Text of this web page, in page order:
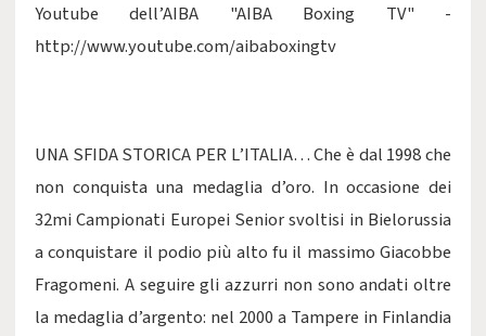
Youtube dell’AIBA "AIBA Boxing TV" -
http://www.youtube.com/aibaboxingtv
UNA SFIDA STORICA PER L’ITALIA… Che è dal 1998 che
non conquista una medaglia d’oro. In occasione dei
32mi Campionati Europei Senior svoltisi in Bielorussia
a conquistare il podio più alto fu il massimo Giacobbe
Fragomeni. A seguire gli azzurri non sono andati oltre
la medaglia d’argento: nel 2000 a Tampere in Finlandia